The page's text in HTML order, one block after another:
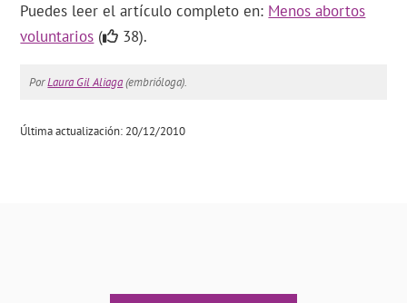
Puedes leer el artículo completo en: Menos abortos
voluntarios ( 38).
PorLaura Gil Aliaga(embrióloga).
Última actualización: 20/12/2010